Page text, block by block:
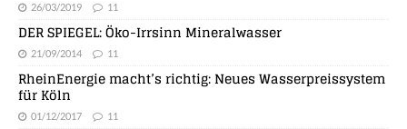
26/03/2019 11
DER SPIEGEL: Öko-Irrsinn Mineralwasser
21/09/2014 11
RheinEnergie macht’s richtig: Neues Wasserpreissystem
für Köln
01/12/2017 11